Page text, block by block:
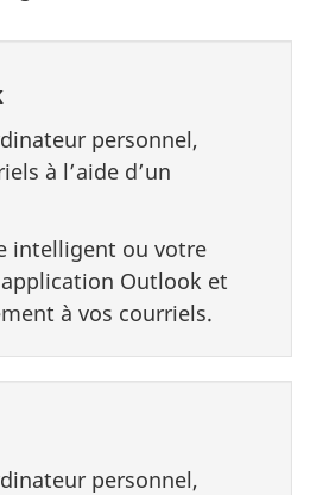
personnel,
à l’aide d’un
intelligent ou votre
Outlook et
à vos courriels.
personnel,